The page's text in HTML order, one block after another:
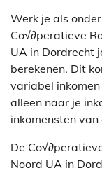
Werk je als
Co√∂peratieve
UA in Dordrecht
berekenen. Dit
variabel
alleen naar je
inkomensten
De
Noord UA in